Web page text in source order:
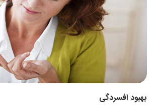
بهبود افسردگی